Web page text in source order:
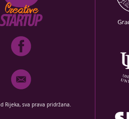
Rijeka, sva prava pridržana.